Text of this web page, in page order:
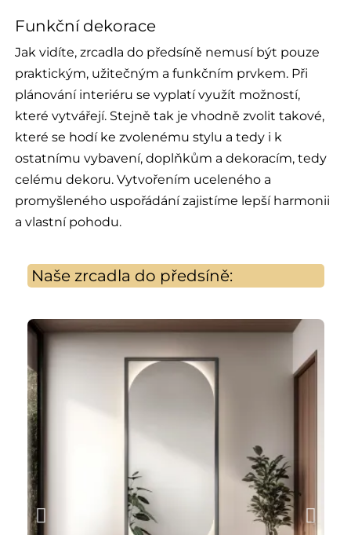
Funkční dekorace
Jak vidíte, zrcadla do předsíně nemusí být pouze
praktickým, užitečným a funkčním prvkem. Při
plánování interiéru se vyplatí využít možností,
které vytvářejí. Stejně tak je vhodně zvolit takové,
které se hodí ke zvolenému stylu a tedy i k
ostatnímu vybavení, doplňkům a dekoracím, tedy
celému dekoru. Vytvořením uceleného a
promyšleného uspořádání zajistíme lepší harmonii
a vlastní pohodu.
Naše zrcadla do předsíně: